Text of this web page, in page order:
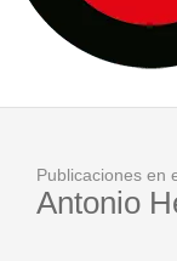
Publicaciones en
Antonio